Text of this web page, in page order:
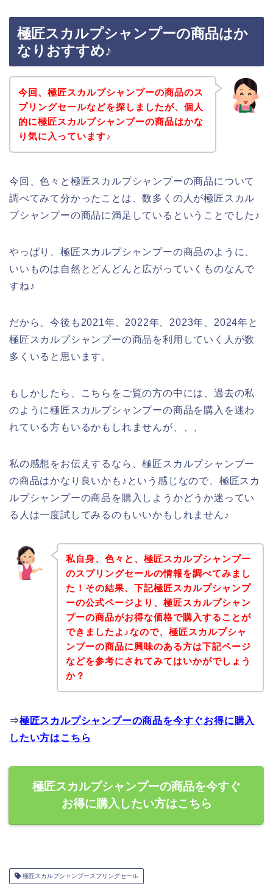
極匠スカルプシャンプーの商品はか
なりおすすめ♪
今回、極匠スカルプシャンプーの商品のス
プリングセールなどを探しましたが、個人
的に極匠スカルプシャンプーの商品はかな
り気に入っています♪
今回、色々と極匠スカルプシャンプーの商品について
調べてみて分かったことは、数多くの人が極匠スカル
プシャンプーの商品に満足しているということでした♪
やっぱり、極匠スカルプシャンプーの商品のように、
いいものは自然とどんどんと広がっていくものなんで
すね♪
だから、今後も2021年、2022年、2023年、2024年と
極匠スカルプシャンプーの商品を利用していく人が数
多くいると思います。
もしかしたら、こちらをご覧の方の中には、過去の私
のように極匠スカルプシャンプーの商品を購入を迷わ
れている方もいるかもしれませんが、、、
私の感想をお伝えするなら、極匠スカルプシャンプー
の商品はかなり良いかも♪という感じなので、極匠スカ
ルプシャンプーの商品を購入しようかどうか迷ってい
る人は一度試してみるのもいいかもしれません♪
私自身、色々と、極匠スカルプシャンプー
のスプリングセールの情報を調べてみまし
た！その結果、下記極匠スカルプシャンプ
ーの公式ページより、極匠スカルプシャン
プーの商品がお得な価格で購入することが
できましたよ♪なので、極匠スカルプシャ
ンプーの商品に興味のある方は下記ページ
などを参考にされてみてはいかがでしょう
か？
⇒極匠スカルプシャンプーの商品を今すぐお得に購入
したい方はこちら
極匠スカルプシャンプーの商品を今すぐ
お得に購入したい方はこちら
極匠スカルプシャンプースプリングセール